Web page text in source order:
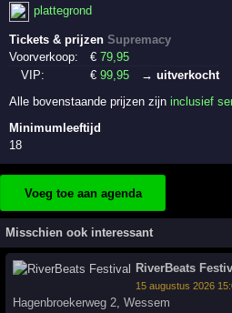
plattegrond
Tickets & prijzenSupremacy
Voorverkoop:
€79 ,95
VIP:
€99 ,95
→ uitverkocht
Alle bovenstaande prijzen zijninclusief
Minimumleeftijd
18
Voeg toe aan agenda
Misschien ook interessant
RiverBeats
15 augustus 2026
Hagenbroekerweg 2 ,Wessem